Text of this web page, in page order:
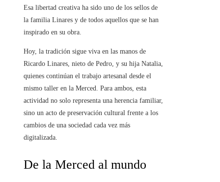
Esa libertad creativa ha sido uno de los sellos de
la familia Linares y de todos aquellos que se han
inspirado en su obra.
Hoy, la tradición sigue viva en las manos de
Ricardo Linares, nieto de Pedro, y su hija Natalia,
quienes continúan el trabajo artesanal desde el
mismo taller en la Merced. Para ambos, esta
actividad no solo representa una herencia familiar,
sino un acto de preservación cultural frente a los
cambios de una sociedad cada vez más
digitalizada.
De la Merced al mundo